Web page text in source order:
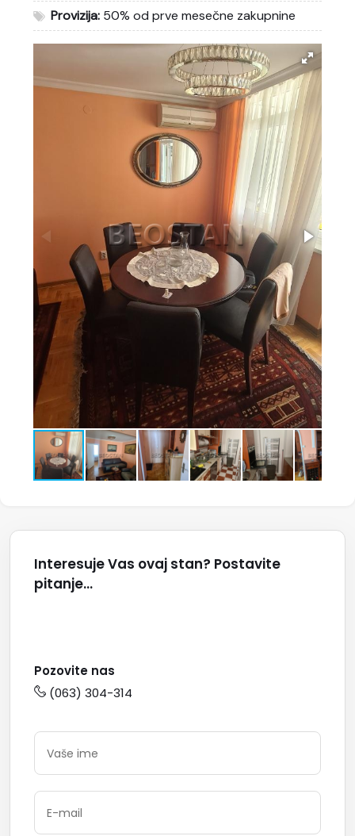
Provizija: 50% od prve mesečne zakupnine
Interesuje Vas ovaj stan? Postavite
pitanje...
Pozovite nas
(063) 304-314